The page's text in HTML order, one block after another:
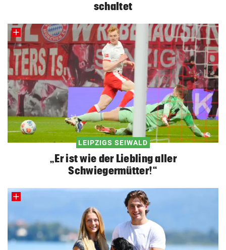
schaltet
LEIPZIGS SEIWALD
„Er ist wie der Liebling aller
Schwiegermütter!“